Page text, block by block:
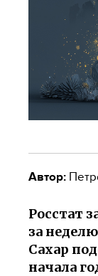
Автор:
Росстат
за
Сахар
начала